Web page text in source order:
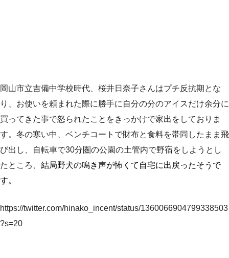
岡山市立吉備中学校時代、桜井日奈子さんはプチ反抗期とな
り、お使いを頼まれた際に勝手に自分の分のアイスだけ余分に
買ってきた事で怒られたことをきっかけで家出をしておりま
す。冬の寒い中、ベンチコートで財布と食料を帯同したまま飛
び出し、自転車で30分圏の公園の土管内で野宿をしようとし
たところ、 結局野犬の鳴き声が怖くて自宅に出戻ったそうで
す。
https://twitter.com/hinako_incent/status/1360066904799338503
?s=20